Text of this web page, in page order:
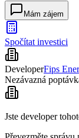
Mám zájem
Spočítat investici
DeveloperFips
Nezávazná
Jste developer